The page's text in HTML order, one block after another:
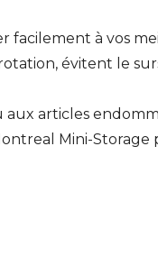
à vos
évitent le
aux articles
Mini-Storage